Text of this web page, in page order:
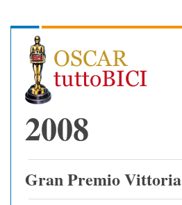
ATLETI
CALENDARIO
OSCAR
ALBI D'ORO
NEWSLETTER
2008
Gran Premio Vittoria